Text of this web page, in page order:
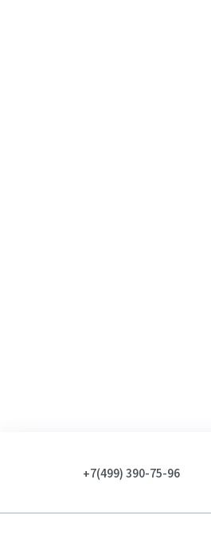
+7(499) 390-75-96